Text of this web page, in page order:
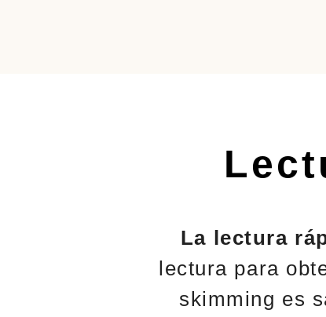
La lectura
lectura para
skimming es